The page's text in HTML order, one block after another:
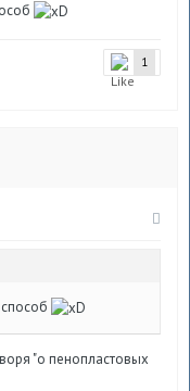
1
"о пенопластовых